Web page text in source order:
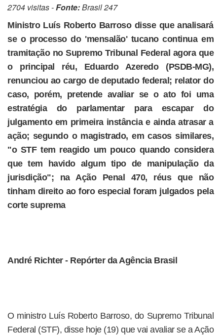
2704 visitas -Fonte:Brasil 247
Ministro Luís Roberto Barroso disse que analisará
se o processo do 'mensalão' tucano continua em
tramitação no Supremo Tribunal Federal agora que
o principal réu, Eduardo Azeredo (PSDB-MG),
renunciou ao cargo de deputado federal; relator do
caso, porém, pretende avaliar se o ato foi uma
estratégia do parlamentar para escapar do
julgamento em primeira instância e ainda atrasar a
ação; segundo o magistrado, em casos similares,
"o STF tem reagido um pouco quando considera
que tem havido algum tipo de manipulação da
jurisdição"; na Ação Penal 470, réus que não
tinham direito ao foro especial foram julgados pela
corte suprema
André Richter - Repórter da Agência Brasil
O ministro Luís Roberto Barroso, do Supremo Tribunal
Federal (STF), disse hoje (19) que vai avaliar se a Ação